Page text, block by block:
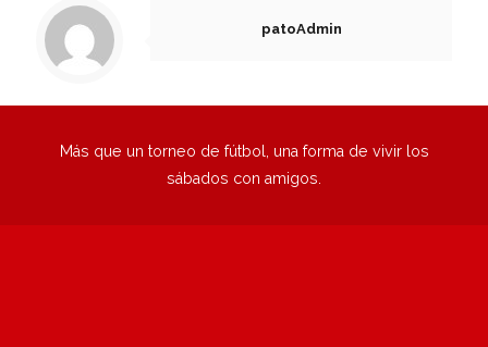
patoAdmin
Más que un torneo de fútbol, una forma de vivir los
sábados con amigos.